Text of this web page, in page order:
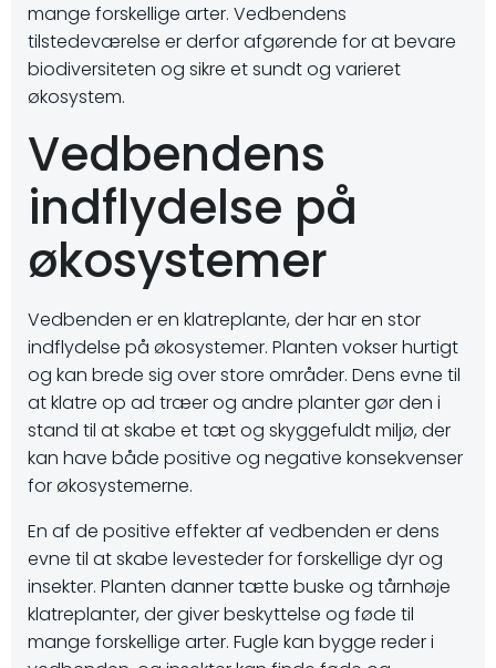
mange forskellige arter. Vedbendens
tilstedeværelse er derfor afgørende for at bevare
biodiversiteten og sikre et sundt og varieret
økosystem.
Vedbendens
indflydelse på
økosystemer
Vedbenden er en klatreplante, der har en stor
indflydelse på økosystemer. Planten vokser hurtigt
og kan brede sig over store områder. Dens evne til
at klatre op ad træer og andre planter gør den i
stand til at skabe et tæt og skyggefuldt miljø, der
kan have både positive og negative konsekvenser
for økosystemerne.
En af de positive effekter af vedbenden er dens
evne til at skabe levesteder for forskellige dyr og
insekter. Planten danner tætte buske og tårnhøje
klatreplanter, der giver beskyttelse og føde til
mange forskellige arter. Fugle kan bygge reder i